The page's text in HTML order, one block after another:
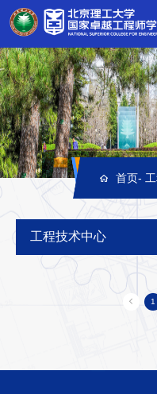
首页-
工程技术中心
1